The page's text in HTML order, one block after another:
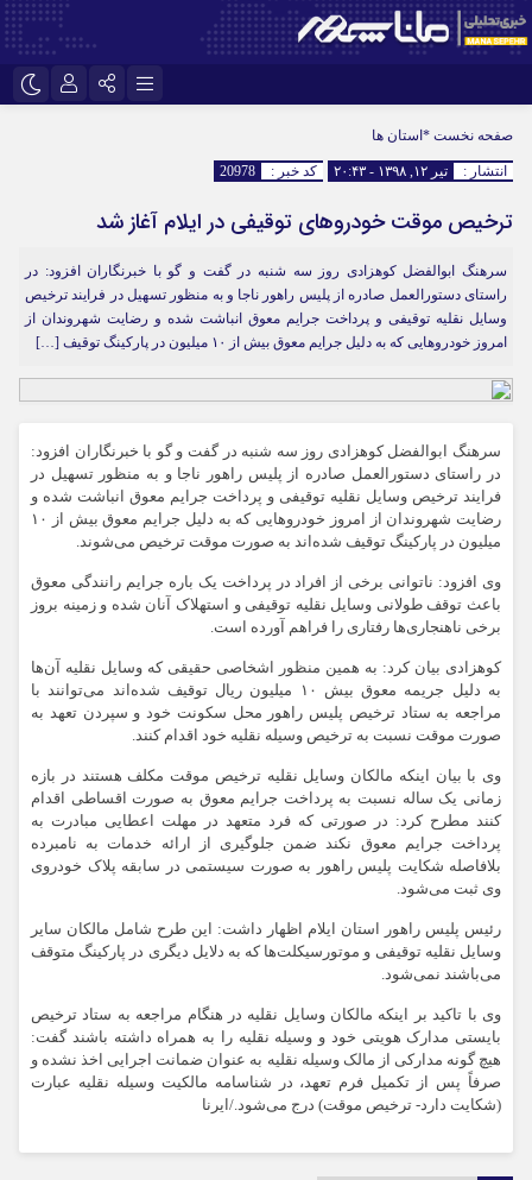
اینستاگرام
سروش
ایتا
آپارات رمز عبور
مرا به خاطر بسپار
صفحه نخست *استان ها
انتشار : تیر ۱۲, ۱۳۹۸ - ۲۰:۴۳ کد خبر : 20978
ترخیص موقت خودروهای توقیفی در ایلام آغاز شد
سرهنگ ابوالفضل کوهزادی روز سه شنبه در گفت و گو با خبرنگاران افزود: در
راستای دستورالعمل صادره از پلیس راهور ناجا و به منظور تسهیل در فرایند ترخیص
وسایل نقلیه توقیفی و پرداخت جرایم معوق انباشت شده و رضایت شهروندان از
امروز خودروهایی که به دلیل جرایم معوق بیش از ۱۰ میلیون در پارکینگ توقیف […]
سرهنگ ابوالفضل کوهزادی روز سه شنبه در گفت و گو با خبرنگاران افزود:
در راستای دستورالعمل صادره از پلیس راهور ناجا و به منظور تسهیل در
فرایند ترخیص وسایل نقلیه توقیفی و پرداخت جرایم معوق انباشت شده و
رضایت شهروندان از امروز خودروهایی که به دلیل جرایم معوق بیش از ۱۰
میلیون در پارکینگ توقیف شده‌اند به صورت موقت ترخیص می‌شوند.
وی افزود: ناتوانی برخی از افراد در پرداخت یک باره جرایم رانندگی معوق
باعث توقف طولانی وسایل نقلیه توقیفی و استهلاک آنان شده و زمینه بروز
برخی ناهنجاری‌ها رفتاری را فراهم آورده است.
کوهزادی بیان کرد: به همین منظور اشخاصی حقیقی که وسایل نقلیه آن‌ها
به دلیل جریمه معوق بیش ۱۰ میلیون ریال توقیف شده‌اند می‌توانند با
مراجعه به ستاد ترخیص پلیس راهور محل سکونت خود و سپردن تعهد به
صورت موقت نسبت به ترخیص وسیله نقلیه خود اقدام کنند.
وی با بیان اینکه مالکان وسایل نقلیه ترخیص موقت مکلف هستند در بازه
زمانی یک ساله نسبت به پرداخت جرایم معوق به صورت اقساطی اقدام
کنند مطرح کرد: در صورتی که فرد متعهد در مهلت اعطایی مبادرت به
پرداخت جرایم معوق نکند ضمن جلوگیری از ارائه خدمات به نامبرده
بلافاصله شکایت پلیس راهور به صورت سیستمی در سابقه پلاک خودروی
وی ثبت می‌شود.
رئیس پلیس راهور استان ایلام اظهار داشت: این طرح شامل مالکان سایر
وسایل نقلیه توقیفی و موتورسیکلت‌ها که به دلایل دیگری در پارکینگ متوقف
می‌باشند نمی‌شود.
وی با تاکید بر اینکه مالکان وسایل نقلیه در هنگام مراجعه به ستاد ترخیص
بایستی مدارک هویتی خود و وسیله نقلیه را به همراه داشته باشند گفت:
هیچ گونه مدارکی از مالک وسیله نقلیه به عنوان ضمانت اجرایی اخذ نشده و
صرفاً پس از تکمیل فرم تعهد، در شناسامه مالکیت وسیله نقلیه عبارت
(شکایت دارد- ترخیص موقت) درج می‌شود./ایرنا